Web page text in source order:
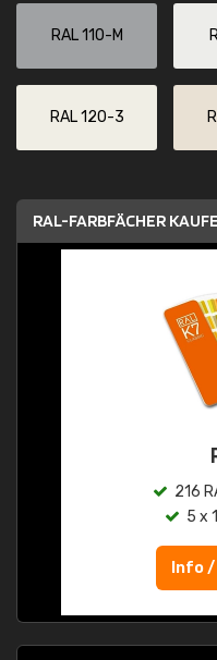
RAL 110-M
RAL 120-3
RAL-FARBFÄCHER
216
5 x
Info